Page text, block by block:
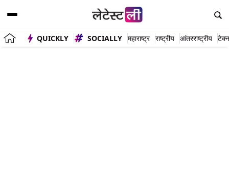
QUICKLY SOCIALLY महाराष्ट्र राष्ट्रीय आंतरराष्ट्रीय